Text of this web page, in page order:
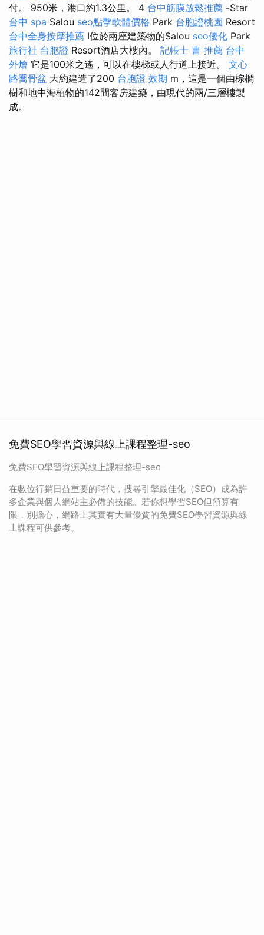
付。 950米，港口約1.3公里。 4 台中筋膜放鬆推薦 -Star
台中 spa Salou seo點擊軟體價格 Park 台胞證桃園 Resort
台中全身按摩推薦 I位於兩座建築物的Salou seo優化 Park
旅行社 台胞證 Resort酒店大樓內。 記帳士 書 推薦 台中
外燴 它是100米之遙，可以在樓梯或人行道上接近。 文心
路喬骨盆 大約建造了200 台胞證 效期 m，這是一個由棕櫚
樹和地中海植物的142間客房建築，由現代的兩/三層樓製
成。
免費SEO學習資源與線上課程整理-seo
免費SEO學習資源與線上課程整理-seo
在數位行銷日益重要的時代，搜尋引擎最佳化（SEO）成為許
多企業與個人網站主必備的技能。若你想學習SEO但預算有
限，別擔心，網路上其實有大量優質的免費SEO學習資源與線
上課程可供參考。